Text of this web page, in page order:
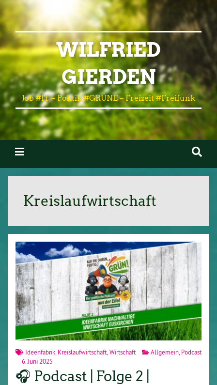
WILFRIED
GIERDEN
Job #IT – Politik #GRÜNE – Freizeit #Freifunk
Kreislaufwirtschaft
Ideenfabrik, Kreislaufwirtschaft Wirtschaft Allgemein, Podcast
6. Juni 2025
🎧 Podcast | Folge 2 |